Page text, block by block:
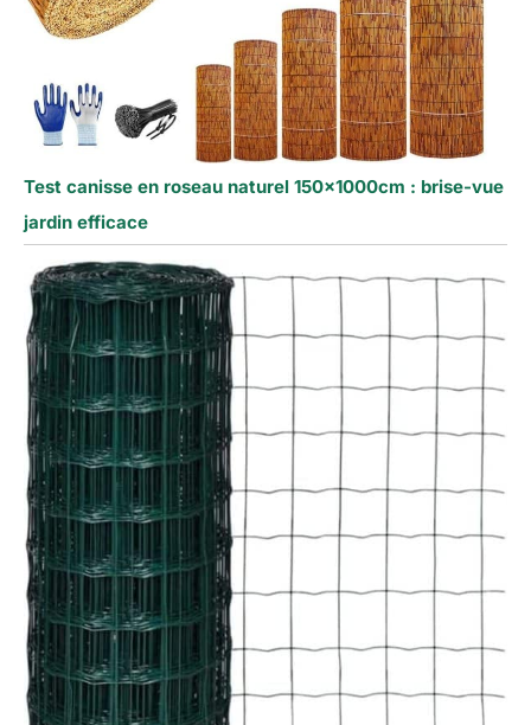
Test canisse en roseau naturel 150x1000cm : brise-vue
jardin efficace